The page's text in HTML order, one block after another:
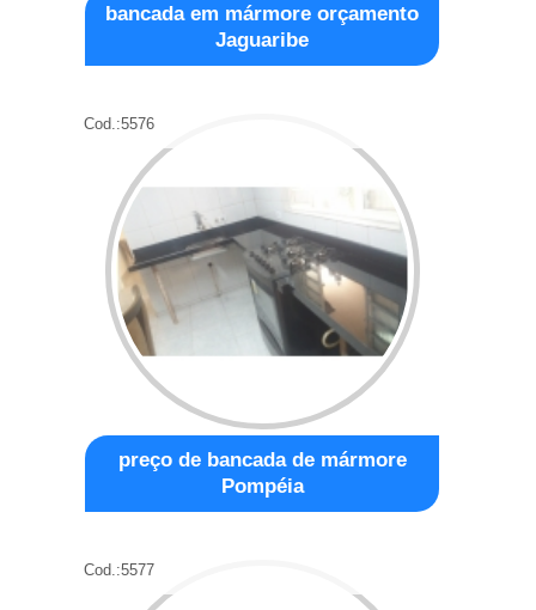
bancada em mármore orçamento
Jaguaribe
Cod.:5576
preço de bancada de mármore
Pompéia
Cod.:5577